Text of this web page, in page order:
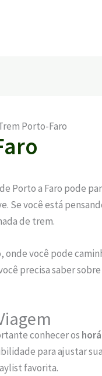
Porto-Faro
Porto a Faro pode
Se você está
de trem.
onde você pode
precisa saber sobre
conhecer os
para ajustar
favorita.